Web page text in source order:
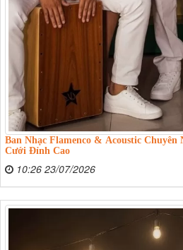
Ban Nhạc Flamenco & Acoustic Chuyên
Cưới Đỉnh Cao
10:26 23/07/2026